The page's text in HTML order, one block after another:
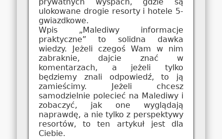
ulokowane drogie resorty i hotele 5-
gwiazdkowe.
Wpis „Malediwy informacje
praktyczne” to solidna dawka
wiedzy. Jeżeli czegoś Wam w nim
zabraknie, dajcie znać w
komentarzach, a jeżeli tylko
będziemy znali odpowiedź, to ją
zamieścimy. Jeżeli chcesz
samodzielnie polecieć na Malediwy i
zobaczyć, jak one wyglądają
naprawdę, a nie tylko z perspektywy
resortów, to ten artykuł jest dla
Ciebie.